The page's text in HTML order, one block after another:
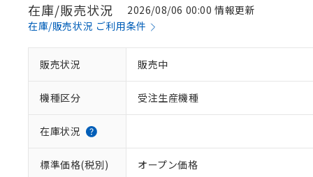
在庫/販売状況
2026/08/06 00:00 情報更新
在庫/販売状況 ご利用条件
販売状況 販売中
機種区分 受注生産機種
在庫状況
標準価格(税別) オープン価格